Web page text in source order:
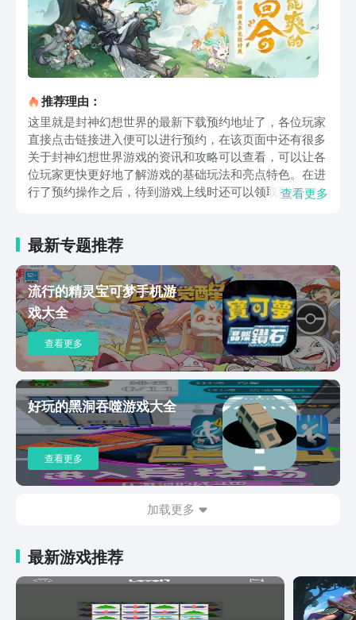
推荐理由：
这里就是封神幻想世界的最新下载预约地址了，各位玩家
直接点击链接进入便可以进行预约，在该页面中还有很多
关于封神幻想世界游戏的资讯和攻略可以查看，可以让各
位玩家更快更好地了解游戏的基础玩法和亮点特色。在进
行了预约操作之后，待到游戏上线时还可以领取到妲己角
的形象有一个新的感触。游戏中还有着独特的神宠系统，
每一个神宠还可以学习专属的技能，不过这个技能只能选
择一个，如果想要学习其他技能的话就只能进行替换了，
玩家可以多收集几只神宠，让他们分别学习不同的技能，
这样在战斗中会有更好的容错率。另外游戏中还有着一个
特殊的封神法宝系统，这里可以为角色打造出不同的法宝
出来，可以说是战斗中最强的助攻了，法宝系统中是有一
个元神等级的，将元神升至更高的等级也能够打造出更厉
害的法宝，通过每一个法宝的评分就可以看出它的等级。
最重要的就是游戏中的封神角色们啦，大家所了解到的封
神榜中的经典角色这里都有刻画出来，玩家可以召集这些
名将组合成你的专属队伍，去战场中进行较量，每一位名
将还有着专属的配音和故事简介。最后游戏中采用的是经
典的回合制战斗玩法，在主线任务中，玩家可以看到魔家
四大天王还有诸多的坏人角色们，每一个天王战斗后都可
以获得不同的奖励，而且这些天王每日可以挑战两次，也
来体验一下了呢，那么关于”封神幻想世界下载地址介绍
2024封神幻想世界最新下载链接分享“小编就为大家分享
到这里了，游戏不日便会上线，大家不要错过了最新的预
约下载通道和预约奖励。
查看更多
最新专题推荐
流行的精灵宝可梦手机游
戏大全
查看更多
好玩的黑洞吞噬游戏大全
查看更多
加载更多
最新游戏推荐